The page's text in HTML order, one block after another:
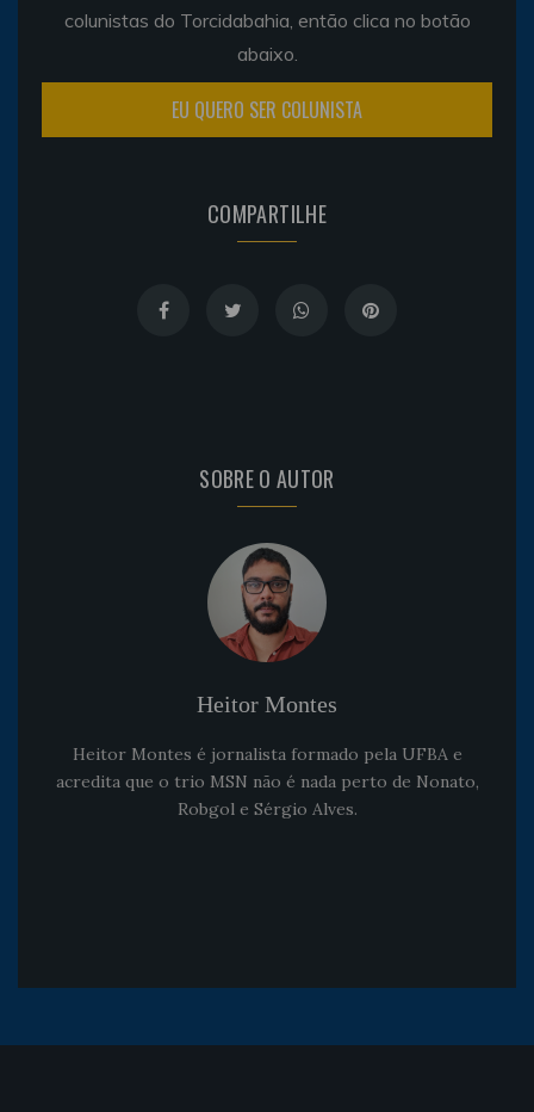
colunistas do Torcidabahia, então clica no botão
abaixo.
EU QUERO SER COLUNISTA
COMPARTILHE
SOBRE O AUTOR
Heitor Montes
Heitor Montes é jornalista formado pela UFBA e
acredita que o trio MSN não é nada perto de Nonato,
Robgol e Sérgio Alves.